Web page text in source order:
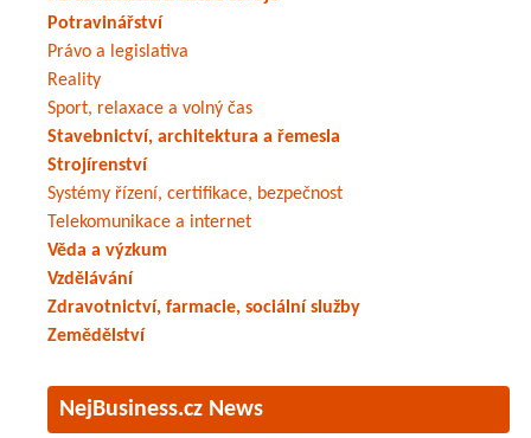
Potravinářství
Právo a legislativa
Reality
Sport, relaxace a volný čas
Stavebnictví, architektura a řemesla
Strojírenství
Systémy řízení, certifikace, bezpečnost
Telekomunikace a internet
Věda a výzkum
Vzdělávání
Zdravotnictví, farmacie, sociální služby
Zemědělství
NejBusiness.cz News